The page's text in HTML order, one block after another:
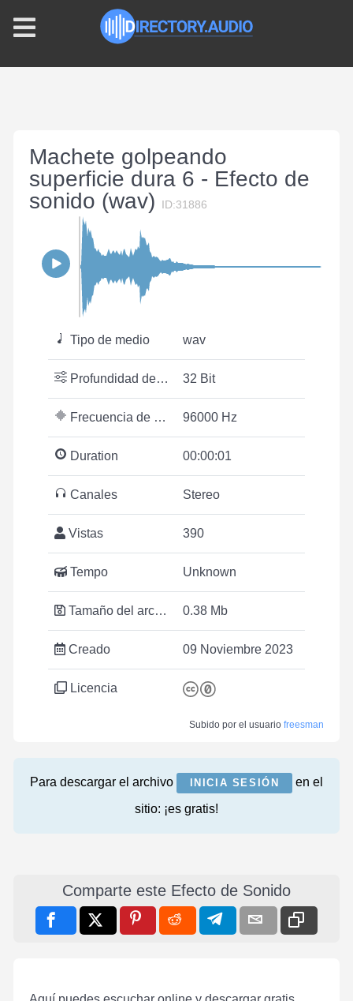
Machete golpeando
superficie dura 6 - Efecto de
sonido (wav)
ID:31886
Tipo de medio wav
Profundidad de bits 32 Bit
Frecuencia de muestreo 96000 Hz
Duration 00:00:01
Canales Stereo
Vistas 390
Tempo Unknown
Tamaño del archivo 0.38 Mb
Creado 09 Noviembre 2023
Licencia
Subido por el usuario freesman
Para descargar el archivo INICIA SESIÓN
en el
sitio: ¡es gratis!
Comparte este Efecto de Sonido